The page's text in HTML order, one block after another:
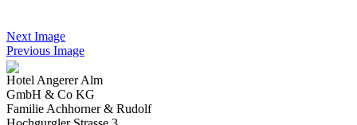
Next Image
Previous Image
Hotel Angerer Alm
GmbH & Co KG
Familie Achhorner & Rudolf